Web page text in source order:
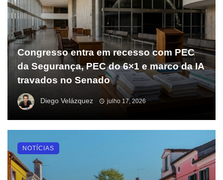
Congresso entra em recesso com PEC
da Segurança, PEC do 6×1 e marco da IA
travados no Senado
Diego Velázquez julho 17, 2026
NOTÍCIAS